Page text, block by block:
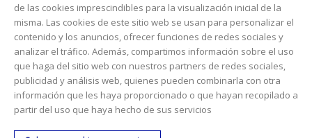
Dirección:c/ Cercedilla nº 14, 28925 Alcorcón
Email:contacta aquí
de las cookies imprescindibles para la visualización inicial de la
misma. Las cookies de este sitio web se usan para personalizar el
contenido y los anuncios, ofrecer funciones de redes sociales y
analizar el tráfico. Además, compartimos información sobre el uso
que haga del sitio web con nuestros partners de redes sociales,
publicidad y análisis web, quienes pueden combinarla con otra
información que les haya proporcionado o que hayan recopilado a
partir del uso que haya hecho de sus servicios